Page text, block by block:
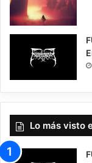
7
Lo más visto